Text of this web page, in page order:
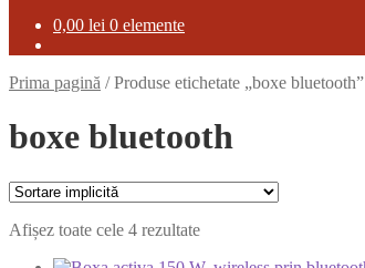
0,00 lei 0 elemente
Prima pagină /Produse etichetate „boxe bluetooth”
boxe bluetooth
Afișez toate cele 4 rezultate